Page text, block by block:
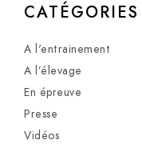
CATÉGORIES
A l'entrainement
A l’élevage
En épreuve
Presse
Vidéos